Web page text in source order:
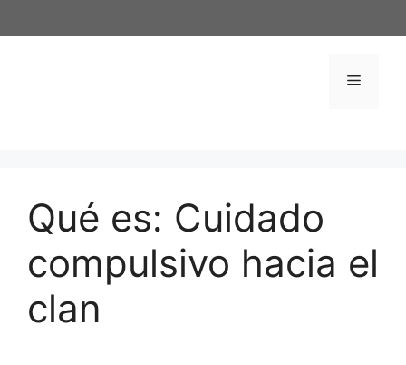
al
Menú
Qué es: Cuidado
compulsivo hacia el
clan